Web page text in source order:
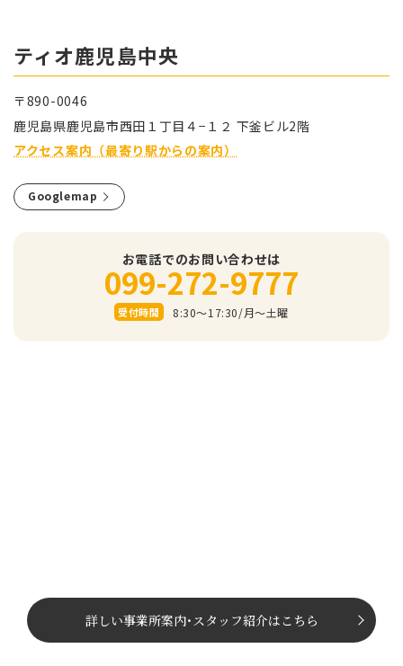
ティオ⿅児島中央
〒890-0046
⿅児島県⿅児島市⻄⽥１丁⽬４−１２ 下釜ビル2階
アクセス案内（最寄り駅からの案内）
Googlemap
お電話でのお問い合わせは
099-272-9777
受付時間 8:30～17:30/⽉〜⼟曜
詳しい事業所案内･ スタッフ紹介はこちら